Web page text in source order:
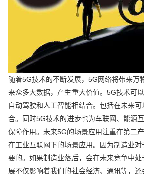
随着5G技术的不断发展，5G网络将带来万
来众多大数据，产生重大价值。5G技术可
自动驾驶和人工智能相结合。包括在未来
合。同时5G技术的进步也为车联网、能源
保障作用。未来5G的场景应用注重在第二
在工业互联网下的场景应用。因为制造业
要的。如果制造业落后，会在未来竞争中
展不仅影响着我们的社会经济、通讯等，还